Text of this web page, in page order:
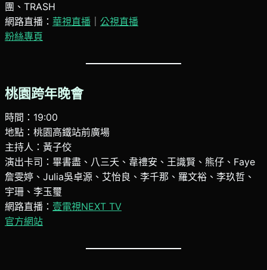
團、TRASH
網路直播： 華視直播
公視直播
粉絲專頁
桃園跨年晚會
時間：19:00
地點：桃園高鐵站前廣場
主持人：黃子佼
演出卡司：畢書盡、八三夭、韋禮安、王識賢、熊仔、Faye
詹雯婷、Julia吳卓源、艾怡良、李千那、羅文裕、李玖哲、
宇珊、李玉璽
網路直播： 壹電視NEXT TV
官方網站